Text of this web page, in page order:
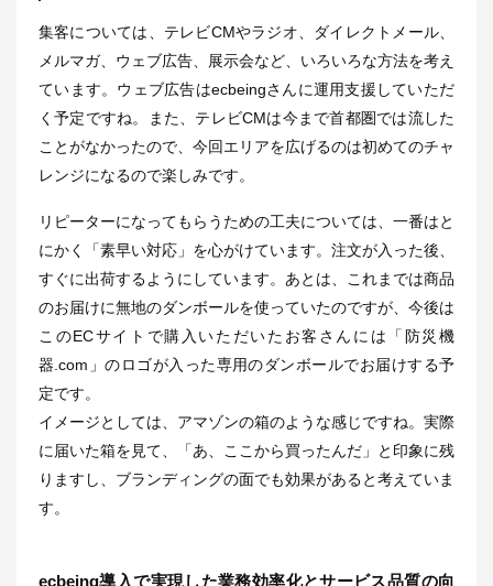
集客については、テレビCMやラジオ、ダイレクトメール、
メルマガ、ウェブ広告、展示会など、いろいろな方法を考え
ています。ウェブ広告はecbeingさんに運用支援していただ
く予定ですね。また、テレビCMは今まで首都圏では流した
ことがなかったので、今回エリアを広げるのは初めてのチャ
レンジになるので楽しみです。
リピーターになってもらうための工夫については、一番はと
にかく「素早い対応」を心がけています。注文が入った後、
すぐに出荷するようにしています。あとは、これまでは商品
のお届けに無地のダンボールを使っていたのですが、今後は
このECサイトで購入いただいたお客さんには「防災機
器.com」のロゴが入った専用のダンボールでお届けする予
定です。
イメージとしては、アマゾンの箱のような感じですね。実際
に届いた箱を見て、「あ、ここから買ったんだ」と印象に残
りますし、ブランディングの面でも効果があると考えていま
す。
ecbeing導入で実現した業務効率化とサービス品質の向